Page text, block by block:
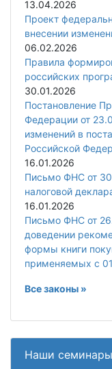
13.04.2026
Проект
внесении
06.02.2026
Правила
российских
30.01.2026
Постановление
Федерации от
изменений в
Российской
16.01.2026
Письмо ФНС от
налоговой
16.01.2026
Письмо ФНС от
доведении
формы книги
применяемых с
Все законы »
Наши семинары